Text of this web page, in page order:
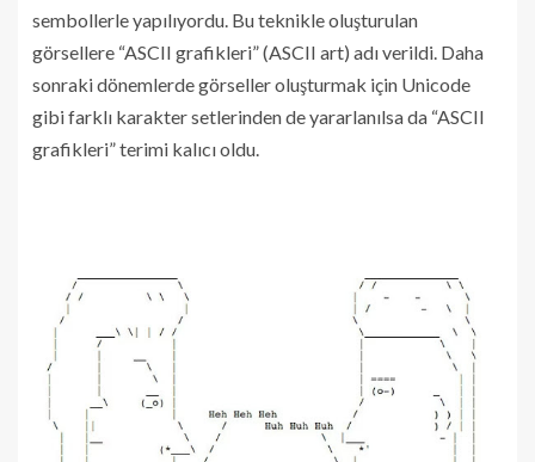
sembollerle yapılıyordu. Bu teknikle oluşturulan
görsellere “ASCII grafikleri” (ASCII art) adı verildi. Daha
sonraki dönemlerde görseller oluşturmak için Unicode
gibi farklı karakter setlerinden de yararlanılsa da “ASCII
grafikleri” terimi kalıcı oldu.